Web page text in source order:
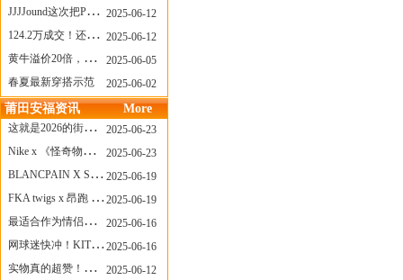
JJJJound这次把PUMA改得好安静
2025-06-12
124.2万成交！还有什么是Labubu做不到的？
2025-06-12
黄牛溢价20倍，「Labubu」3.0市价大盘点！假货比正品还贵...
2025-06-05
春夏最新穿搭示范
2025-06-02
莆田安福资讯 More
这就是2026的街头感！Prada新包我先爱了
2025-06-23
Nike x 《怪奇物语》联名回归，终于轮到这双热门款了！
2025-06-23
BLANCPAIN X SWATCH联名款 BIOCERAMIC SCUBA FIFTY FATHOMS 系列推出全新 GREEN ABYSS（碧波洋）腕表
2025-06-19
FKA twigs x 昂跑 联名来了，这三双 Cloud X 你选哪一双？
2025-06-19
最适合作为情侣鞋的New Balance 1906 Loafer出现了！
2025-06-16
网球迷快冲！KITH x Wilson 限量球拍太会设计了
2025-06-16
实物真的超赞！NB 新款 2010 新配色
2025-06-12